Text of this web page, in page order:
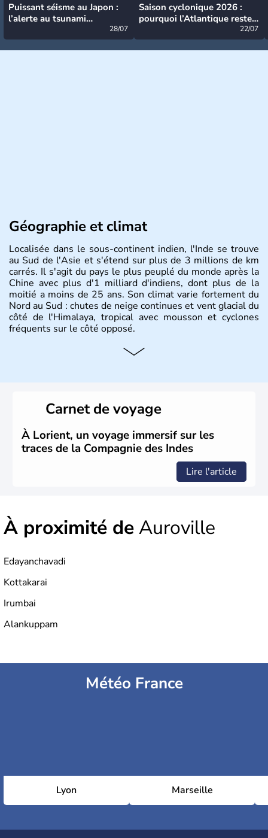
Puissant séisme au Japon :
l’alerte au tsunami
28/07
Saison cyclonique 2026 :
pourquoi l’Atlantique reste
22/07
Géographie et climat
Localisée dans le sous-continent indien, l'Inde se trouve
au Sud de l'Asie et s'étend sur plus de 3 millions de km
carrés. Il s'agit du pays le plus peuplé du monde après la
Chine avec plus d'1 milliard d'indiens, dont plus de la
moitié a moins de 25 ans. Son climat varie fortement du
Nord au Sud : chutes de neige continues et vent glacial du
côté de l'Himalaya, tropical avec mousson et cyclones
fréquents sur le côté opposé.
Histoire et administration
siècle, l'Inde reste sous la domination de l'empire
britannique jusqu'à l'obtention de son indépendance en
1947. Le Taj Mahal, mausolée construit par un empereur
en l'honneur de son épouse, a été édifié dans les années
1640 et est aujourd'hui considéré comme l'une des 7
Carnet de voyage
À Lorient, un voyage immersif sur les
traces de la Compagnie des Indes
Lire l'article
À proximité deAuroville
Edayanchavadi
Kottakarai
Irumbai
Alankuppam
Météo France
Lyon Marseille